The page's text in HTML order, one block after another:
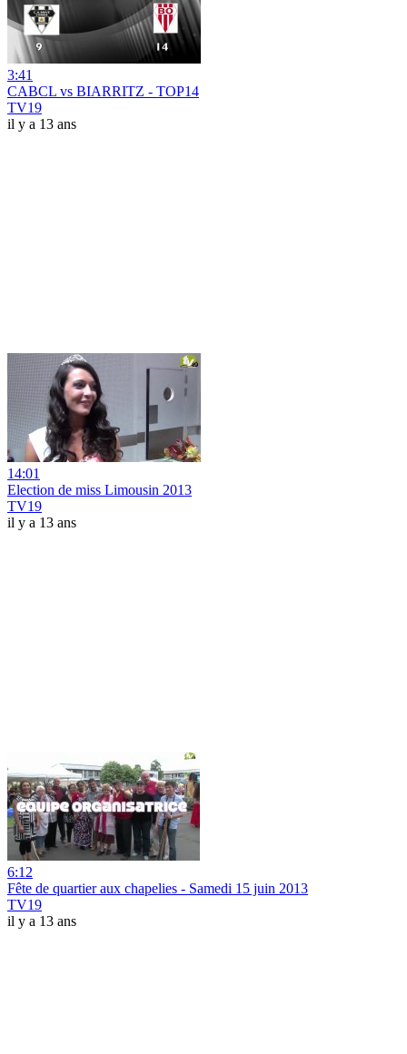
3:41
CABCL vs BIARRITZ - TOP14
TV19
il y a 13 ans
14:01
Election de miss Limousin 2013
TV19
il y a 13 ans
6:12
Fête de quartier aux chapelies - Samedi 15 juin 2013
TV19
il y a 13 ans